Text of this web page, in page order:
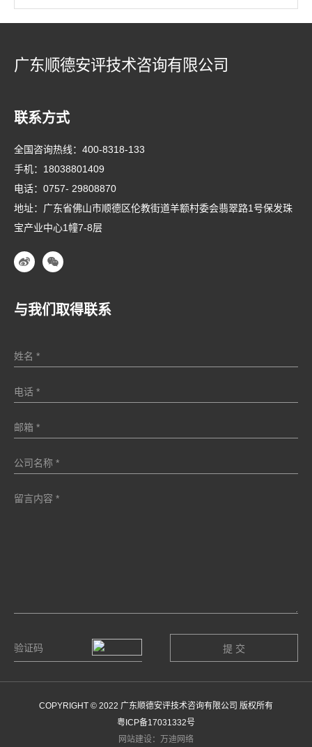
广东顺德安评技术咨询有限公司
联系方式
全国咨询热线： 400-8318-133
手机： 18038801409
电话： 0757- 29808870
地址：广东省佛山市顺德区伦教街道羊额村委会翡翠路1号保发珠
宝产业中心1幢7-8层
与我们取得联系
COPYRIGHT © 2022 广东顺德安评技术咨询有限公司 版权所有
粤ICP备17031332号
网站建设：万迪网络